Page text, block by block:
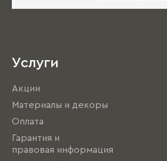
Услуги
Акции
Материалы и декоры
Оплата
Гарантия и
правовая информация